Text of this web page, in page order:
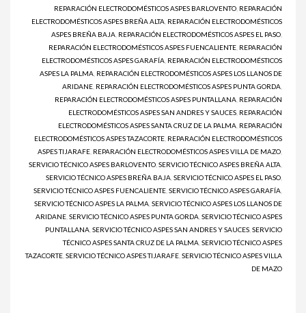
REPARACIÓN ELECTRODOMÉSTICOS ASPES BARLOVENTO REPARACIÓN
ELECTRODOMÉSTICOS ASPES BREÑA ALTA REPARACIÓN ELECTRODOMÉSTICOS
ASPES BREÑA BAJA REPARACIÓN ELECTRODOMÉSTICOS ASPES EL PASO
REPARACIÓN ELECTRODOMÉSTICOS ASPES FUENCALIENTE REPARACIÓN
ELECTRODOMÉSTICOS ASPES GARAFÍA REPARACIÓN ELECTRODOMÉSTICOS
ASPES LA PALMA REPARACIÓN ELECTRODOMÉSTICOS ASPES LOS LLANOS DE
ARIDANE REPARACIÓN ELECTRODOMÉSTICOS ASPES PUNTA GORDA
REPARACIÓN ELECTRODOMÉSTICOS ASPES PUNTALLANA REPARACIÓN
ELECTRODOMÉSTICOS ASPES SAN ANDRES Y SAUCES REPARACIÓN
ELECTRODOMÉSTICOS ASPES SANTA CRUZ DE LA PALMA REPARACIÓN
ELECTRODOMÉSTICOS ASPES TAZACORTE REPARACIÓN ELECTRODOMÉSTICOS
ASPES TIJARAFE REPARACIÓN ELECTRODOMÉSTICOS ASPES VILLA DE MAZO
SERVICIO TÉCNICO ASPES BARLOVENTO SERVICIO TÉCNICO ASPES BREÑA ALTA
SERVICIO TÉCNICO ASPES BREÑA BAJA SERVICIO TÉCNICO ASPES EL PASO
SERVICIO TÉCNICO ASPES FUENCALIENTE SERVICIO TÉCNICO ASPES GARAFÍA
SERVICIO TÉCNICO ASPES LA PALMA SERVICIO TÉCNICO ASPES LOS LLANOS DE
ARIDANE SERVICIO TÉCNICO ASPES PUNTA GORDA SERVICIO TÉCNICO ASPES
PUNTALLANA SERVICIO TÉCNICO ASPES SAN ANDRES Y SAUCES SERVICIO
TÉCNICO ASPES SANTA CRUZ DE LA PALMA SERVICIO TÉCNICO ASPES
TAZACORTE SERVICIO TÉCNICO ASPES TIJARAFE SERVICIO TÉCNICO ASPES VILLA
DE MAZO